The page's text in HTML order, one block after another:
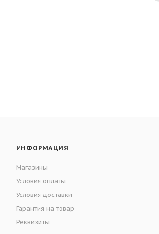
ИНФОРМАЦИЯ
Магазины
Условия оплаты
Условия доставки
Гарантия на товар
Реквизиты